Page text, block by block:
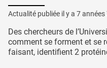
Actualité publiée il y a 7 années
Des chercheurs de
comment se forment et se
faisant, identifient 2